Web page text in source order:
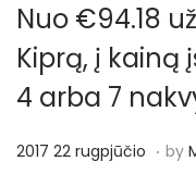
Nuo €94.18
Kiprą, į kainą
4 arba 7
P
2017 22 rugpjūčio 2. by